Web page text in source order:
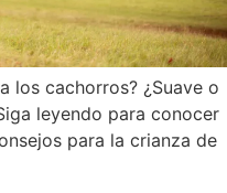
los cachorros? ¿Suave o
leyendo para conocer
para la crianza de